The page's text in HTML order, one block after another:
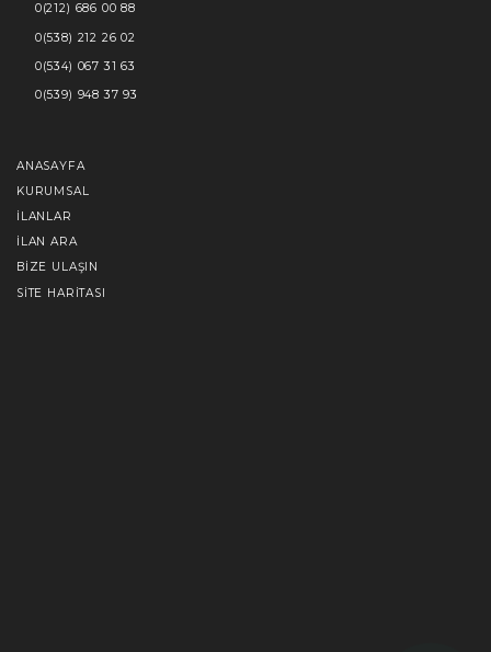
0(212) 686 00 88
0(538) 212 26 02
0(534) 067 31 63
0(539) 948 37 93
ANASAYFA
KURUMSAL
İLANLAR
İLAN ARA
BIZE ULAŞIN
SITE HARITASI